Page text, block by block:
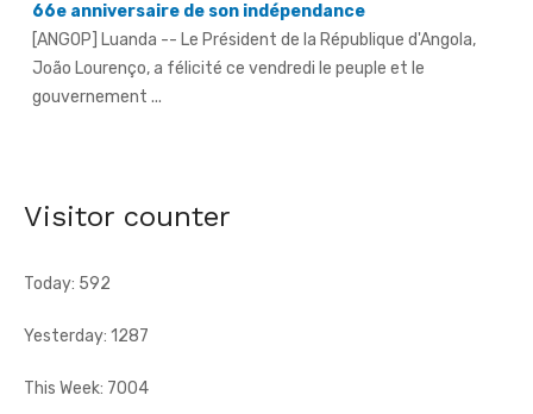
[ANGOP] Luanda -- Le Président de la République d'Angola,
João Lourenço, a félicité ce vendredi le peuple et le
gouvernement ...
pays, le village de Séria, chef-lieu de canton du Gbaloan Sud, ...
Visitor counter
Today: 592
Yesterday: 1287
This Week: 7004